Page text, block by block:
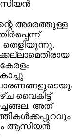
അമരത്തുള്ള
തെളിയുന്നു.
വൈകിട്ട്
അത്
ആസിയന്‍